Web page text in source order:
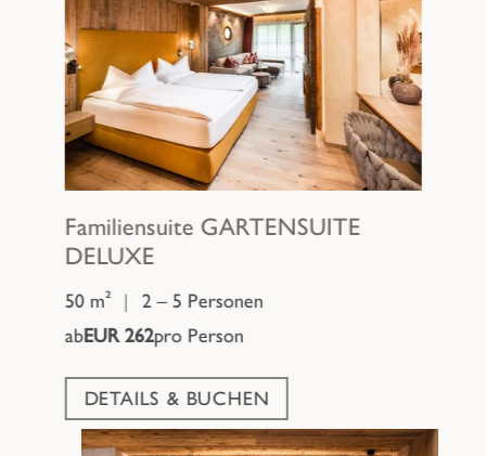
Familiensuite GARTENSUITE
DELUXE
50 m² |
2 – 5 Personen
abEUR 262pro Person
DETAILS & BUCHEN